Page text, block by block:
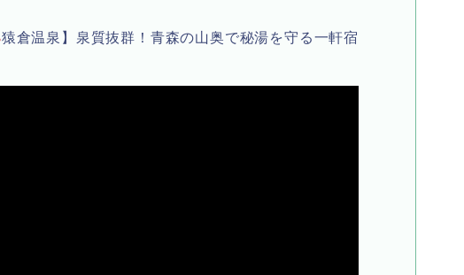
猿倉温泉】泉質抜群！青森の山奥で秘湯を守る一軒宿